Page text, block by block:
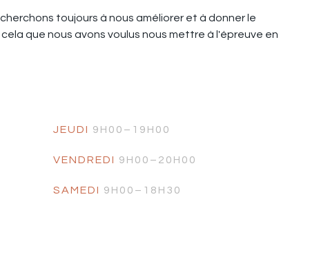
toujours à nous améliorer et à donner le
que nous avons voulus nous mettre à l'épreuve en
JEUDI 9H00–19H00
VENDREDI 9H00–20H00
SAMEDI 9H00–18H30